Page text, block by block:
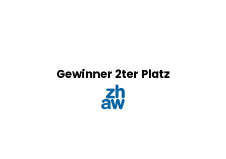
Gewinner 2ter Platz